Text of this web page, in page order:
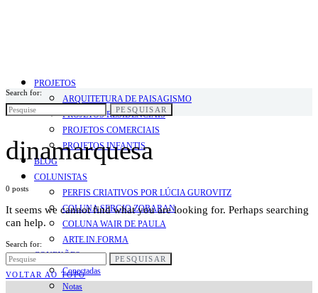
PROJETOS
ARQUITETURA DE PAISAGISMO
PROJETOS RESIDENCIAIS
PROJETOS COMERCIAIS
PROJETOS INFANTIS
BLOG
COLUNISTAS
PERFIS CRIATIVOS POR LÚCIA GUROVITZ
COLUNA SERGIO ZOBARAN
COLUNA WAIR DE PAULA
ARTE.IN.FORMA
CONEXÕES
Conectadas
Notas
Search for:
PESQUISAR
dinamarquesa
0 posts
It seems we cannot find what you are looking for. Perhaps searching
can help.
Search for:
PESQUISAR
VOLTAR AO TOPO